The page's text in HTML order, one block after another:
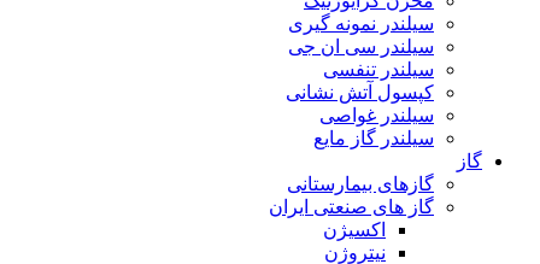
سیلندر نمونه گیری
سیلندر سی ان جی
سیلندر تنفسی
کپسول آتش نشانی
سیلندر غواصی
سیلندر گاز مایع
گاز
گازهای بیمارستانی
گاز های صنعتی ایران
اکسیژن
نیتروژن